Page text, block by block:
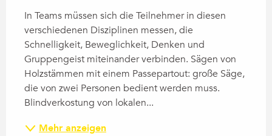
In Teams müssen sich die Teilnehmer in diesen
verschiedenen Disziplinen messen, die
Schnelligkeit, Beweglichkeit, Denken und
Gruppengeist miteinander verbinden. Sägen von
Holzstämmen mit einem Passepartout: große Säge,
die von zwei Personen bedient werden muss.
Blindverkostung von lokalen...
Mehr anzeigen